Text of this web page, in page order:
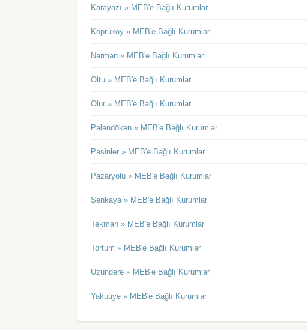
Karayazı » MEB'e Bağlı Kurumlar
Köprüköy » MEB'e Bağlı Kurumlar
Narman » MEB'e Bağlı Kurumlar
Oltu » MEB'e Bağlı Kurumlar
Olur » MEB'e Bağlı Kurumlar
Palandöken » MEB'e Bağlı Kurumlar
Pasinler » MEB'e Bağlı Kurumlar
Pazaryolu » MEB'e Bağlı Kurumlar
Şenkaya » MEB'e Bağlı Kurumlar
Tekman » MEB'e Bağlı Kurumlar
Tortum » MEB'e Bağlı Kurumlar
Uzundere » MEB'e Bağlı Kurumlar
Yakutiye » MEB'e Bağlı Kurumlar